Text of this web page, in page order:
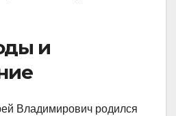
и
Владимирович родился